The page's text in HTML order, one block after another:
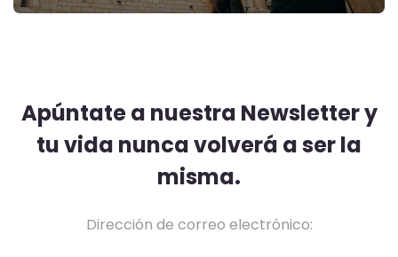
Apúntate a nuestra Newsletter y
tu vida nunca volverá a ser la
misma.
Dirección de correo electrónico: